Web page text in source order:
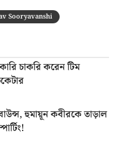
Sooryavanshi
চাকরি করেন টিম
হুমায়ূন কবীরকে তাড়াল